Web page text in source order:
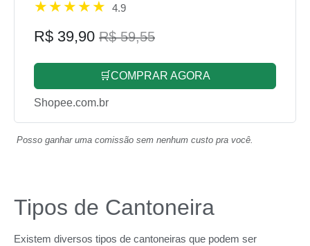
4.9
R$ 39,90 R$ 59,55
🛒COMPRAR AGORA
Shopee.com.br
Posso ganhar uma comissão sem nenhum custo pra você.
Tipos de Cantoneira
Existem diversos tipos de cantoneiras que podem ser